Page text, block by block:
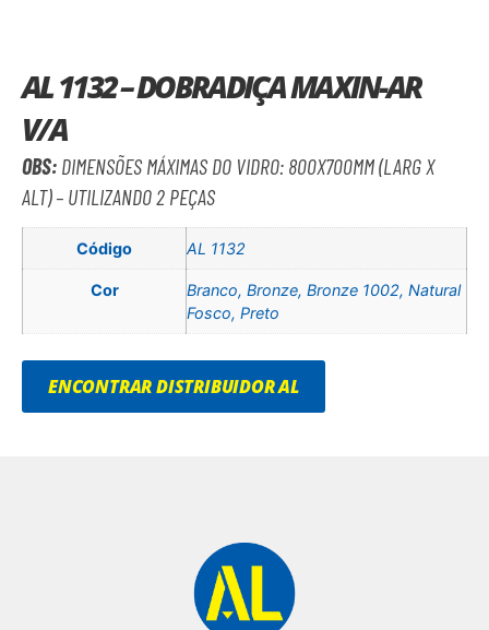
AL 1132 – DOBRADIÇA MAXIN-AR
V/A
OBS: DIMENSÕES MÁXIMAS DO VIDRO: 800X700MM (LARG X
ALT) – UTILIZANDO 2 PEÇAS
Código AL 1132
Cor
Branco, Bronze, Bronze 1002, Natural
Fosco, Preto
ENCONTRAR DISTRIBUIDOR AL